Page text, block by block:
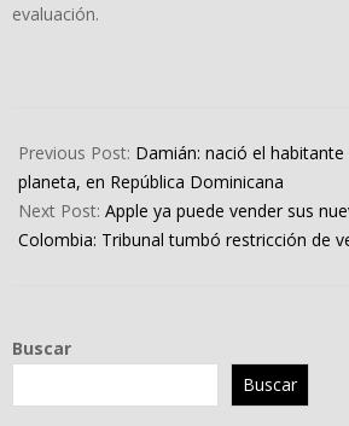
evaluación.
11-
15
Previous Post: Damián: nació el
planeta, en República Dominicana
Next Post: Apple ya puede vender sus
Colombia: Tribunal tumbó restricción de
Buscar
Buscar